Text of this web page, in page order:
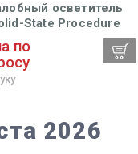
осветитель
State Procedure
49022 Welch Allyn
по
2026